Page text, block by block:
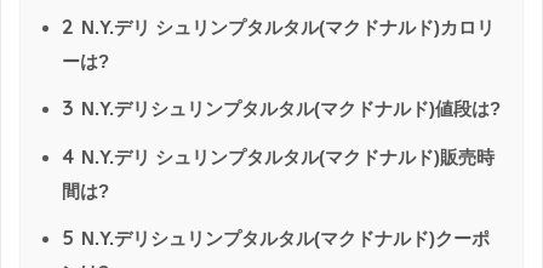
2 N.Y.デリ シュリンプタルタル(マクドナルド)カロリ
ーは?
3 N.Y.デリシュリンプタルタル(マクドナルド)値段は?
4 N.Y.デリ シュリンプタルタル(マクドナルド)販売時
間は?
5 N.Y.デリシュリンプタルタル(マクドナルド)クーポ